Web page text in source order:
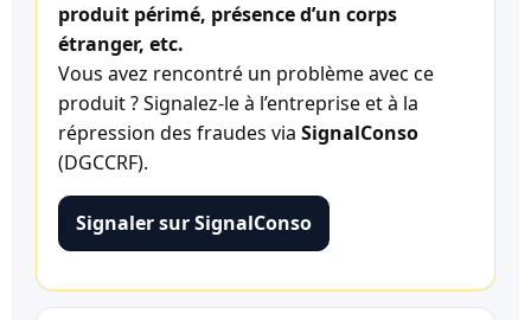
produit périmé, présence d’un corps
étranger, etc.
Vous avez rencontré un problème avec ce
produit ? Signalez-le à l’entreprise et à la
répression des fraudes via SignalConso
(DGCCRF).
Signaler sur SignalConso